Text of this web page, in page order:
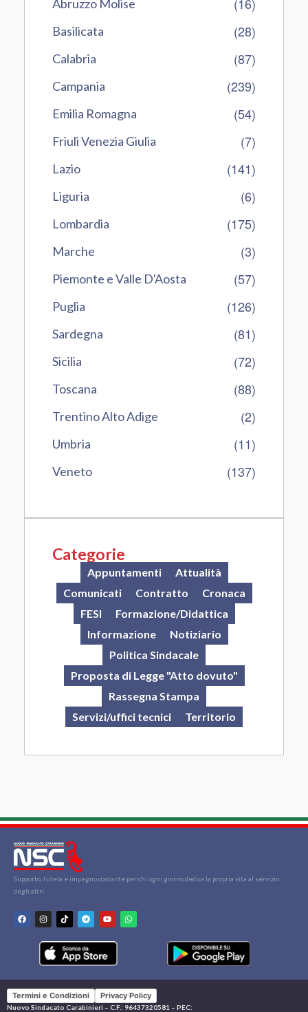
Abruzzo Molise
Basilicata (28)
Calabria (87)
Campania (239)
Emilia Romagna (54)
Friuli Venezia Giulia (7)
Lazio (141)
Liguria (6)
Lombardia (175)
Marche (3)
Piemonte e Valle D'Aosta (57)
Puglia (126)
Sardegna (81)
Sicilia (72)
Toscana (88)
Trentino Alto Adige (2)
Umbria (11)
Veneto (137)
Categorie
Appuntamenti
Attualità
Comunicati
Contratto
Cronaca
FESI
Formazione/Didattica
Informazione
Notiziario
Politica Sindacale
Proposta di Legge "Atto dovuto"
Rassegna Stampa
Servizi/uffici tecnici
Territorio
Supporto, tutela e impegno costante per chi ogni giorno dedica la propria vita al servizio
degli altri.
Termini e Condizioni Privacy Policy
Nuovo Sindacato Carabinieri – C.F.: 96437320581 – PEC: